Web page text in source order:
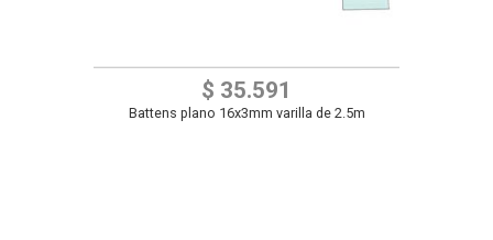
$ 35.591
Battens plano 16x3mm varilla de 2.5m